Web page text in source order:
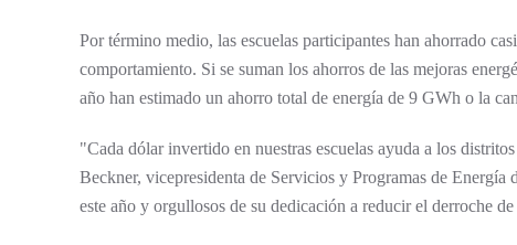
Por término medio, las escuelas participantes han ahorrado
comportamiento. Si se suman los ahorros de las mejoras
año han estimado un ahorro total de energía de 9 GWh o la
"Cada dólar invertido en nuestras escuelas ayuda a los
Beckner, vicepresidenta de Servicios y Programas de
este año y orgullosos de su dedicación a reducir el derroche